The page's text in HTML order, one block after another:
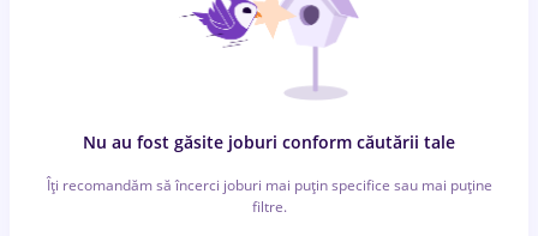
Nu au fost găsite joburi conform căutării tale
Îți recomandăm să încerci joburi mai puțin specifice sau mai puține
filtre.